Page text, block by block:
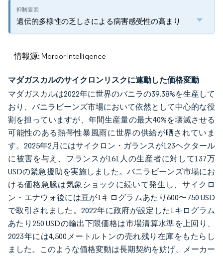
遺伝的多様性の乏しさによる病害感受性の高まり
情報源: Mordor Intelligence
マダガスカルのサイクロンリスクに連動した価格変動
マダガスカルは2022年に世界のバニラの39.38%を生産して
おり、バニラビーンズ市場において依然として中心的な役
割を担っていますが、年間生産量の最大40%を壊滅させる
可能性のある熱帯性暴風雨に世界の供給が晒されていま
す。2025年2月にはサイクロン・ガランスが123ヘクタール
に被害を与え、フランスが161人の生産者に対して137万
USDの緊急援助を実施しました。バニラビーンズ市場にお
ける価格急騰は気象ショックに続いて発生し、サイクロ
ン・エナウォ後には豆が1キログラムあたり600〜750 USD
で取引されました。2022年に政府が設定した1キログラム
あたり250 USDの輸出下限価格は市場清算水準を上回り、
2023年には4,500メートルトンの売れ残り在庫をもたらし
ました。このような価格変動は長期契約を妨げ、メーカー